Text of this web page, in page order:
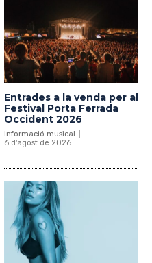
Entrades a la venda per al
Festival Porta Ferrada
Occident 2026
Informació musical
6 d'agost de 2026